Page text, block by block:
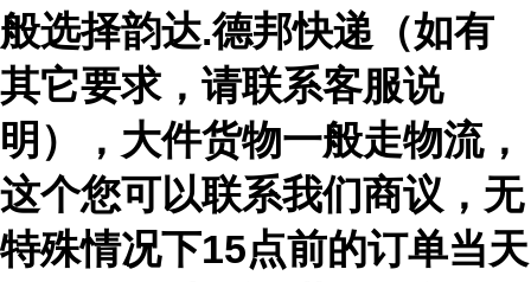
般选择韵达.德邦快递（如有
其它要求，请联系客服说
明），大件货物一般走物流，
这个您可以联系我们商议，无
特殊情况下15点前的订单当天